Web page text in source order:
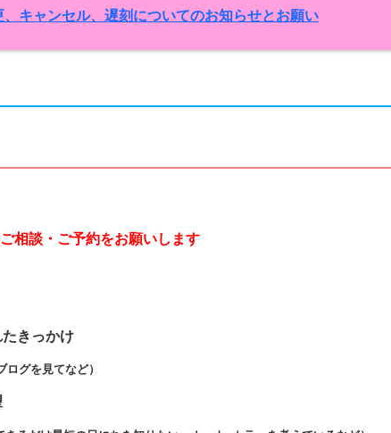
、キャンセル、遅刻についてのお知らせとお願い
相談・ご予約をお願いします
たきっかけ
ログを見てなど）